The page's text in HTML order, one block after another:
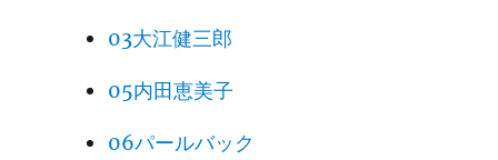
03大江健三郎
05内田恵美子
06パールバック